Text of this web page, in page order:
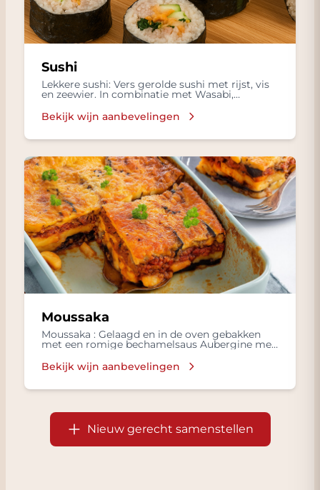
Sushi
Lekkere sushi: Vers gerolde sushi met rijst, vis
en zeewier. In combinatie met Wasabi,
Bekijk wijn aanbevelingen
Moussaka
Moussaka : Gelaagd en in de oven gebakken
met een romige bechamelsaus Aubergine met
Bechamelsaus, met Lamsvlees, Tomaten,
Kruiden zoals kaneel en nootmuskaat
Bekijk wijn aanbevelingen
Nieuw gerecht samenstellen